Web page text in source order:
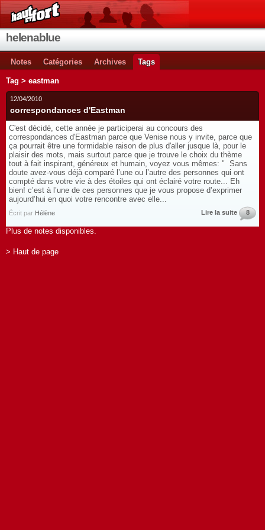
helenablue
Notes Catégories Archives Tags
Tag > eastman
12/04/2010
correspondances d'Eastman
C'est décidé, cette année je participerai au concours des
correspondances d'Eastman parce que Venise nous y invite, parce que
ça pourrait être une formidable raison de plus d'aller jusque là, pour le
plaisir des mots, mais surtout parce que je trouve le choix du thème
tout à fait inspirant, généreux et humain, voyez vous mêmes: " Sans
doute avez-vous déjà comparé l’une ou l’autre des personnes qui ont
compté dans votre vie à des étoiles qui ont éclairé votre route... Eh
bien! c’est à l’une de ces personnes que je vous propose d’exprimer
aujourd’hui en quoi votre rencontre avec elle...
Écrit par Hélène Lire la suite 8
Plus de notes disponibles.
> Haut de page